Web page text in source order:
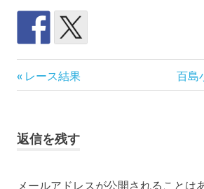
戸
田
舎
投
ナ
前
の
レース結果
次
の
百島
返信を残す
メールアドレスが公開されることは